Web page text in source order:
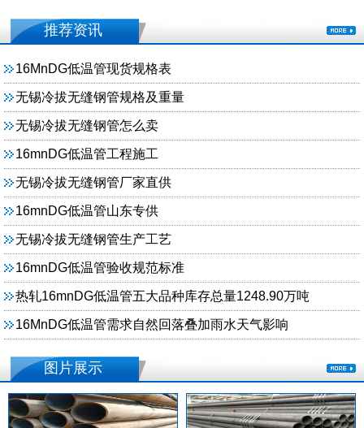
推荐资讯
16MnDG低温管现货规格表
无锡冷拔无缝钢管规格及重量
无锡冷拔无缝钢管怎么卖
16mnDG低温管工程施工
无锡冷拔无缝钢管厂家直供
16mnDG低温管山东专供
无锡冷拔无缝钢管生产工艺
16mnDG低温管验收规范标准
热轧16mnDG低温管五大品种库存总量1248.90万吨
16MnDG低温管需求自然回落叠加雨水天气影响
图片展示